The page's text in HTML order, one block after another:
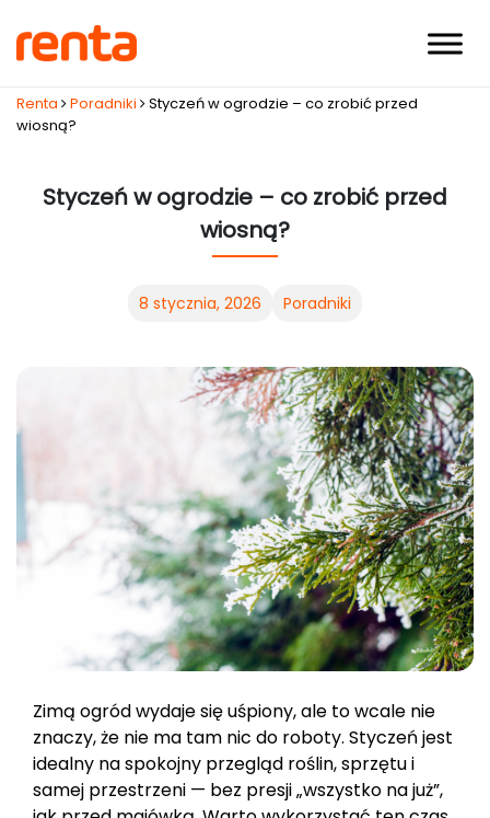
Renta Poradniki
Styczeń w ogrodzie – co zrobić przed
wiosną?
Styczeń w ogrodzie – co zrobić przed
wiosną?
8 stycznia, 2026 Poradniki
Zimą ogród wydaje się uśpiony, ale to wcale nie
znaczy, że nie ma tam nic do roboty. Styczeń jest
idealny na spokojny przegląd roślin, sprzętu i
samej przestrzeni — bez presji „wszystko na już”,